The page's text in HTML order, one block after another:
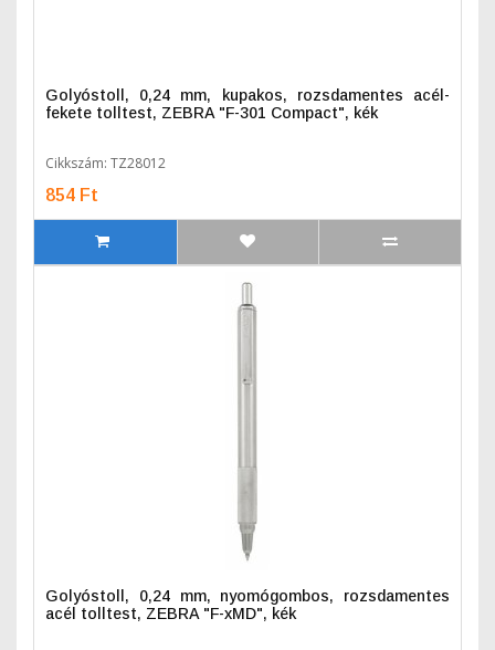
Golyóstoll, 0,24 mm, kupakos, rozsdamentes acél-
fekete tolltest, ZEBRA "F-301 Compact", kék
Cikkszám: TZ28012
854 Ft
Golyóstoll, 0,24 mm, nyomógombos, rozsdamentes
acél tolltest, ZEBRA "F-xMD", kék